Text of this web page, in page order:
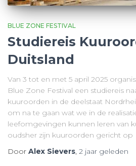
BLUE ZONE FESTIVAL
Studiereis
Duitsland
Van 3 tot en met 5 april 2025
Blue Zone Festival een studiereis
kuuroorden in de deelstaat
om na te gaan wat we in de
leefomgevingen kunnen leren van
oudsher zijn kuuroorden gericht op
Door Alex Sievers, 2 jaar geleden